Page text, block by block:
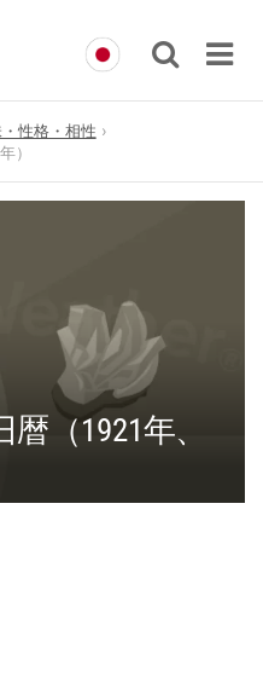
性格・相性
）
（1921年、